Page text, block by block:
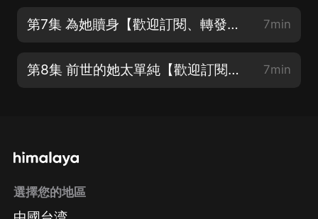
第7集 為她贖身【歡迎訂閱、轉發、評論】 7min
第8集 前世的她太單純【歡迎訂閱、轉發、評論】 7min
選擇您的地區